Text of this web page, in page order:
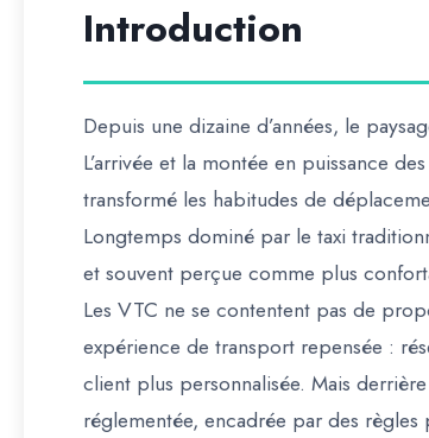
Introduction
Depuis une dizaine d’années, le
L’arrivée et la montée en puissance
transformé les habitudes de
Longtemps dominé par le taxi
et souvent perçue comme plus
Les VTC ne se contentent pas de
expérience de transport repensée :
client plus personnalisée. Mais
réglementée, encadrée par des règles